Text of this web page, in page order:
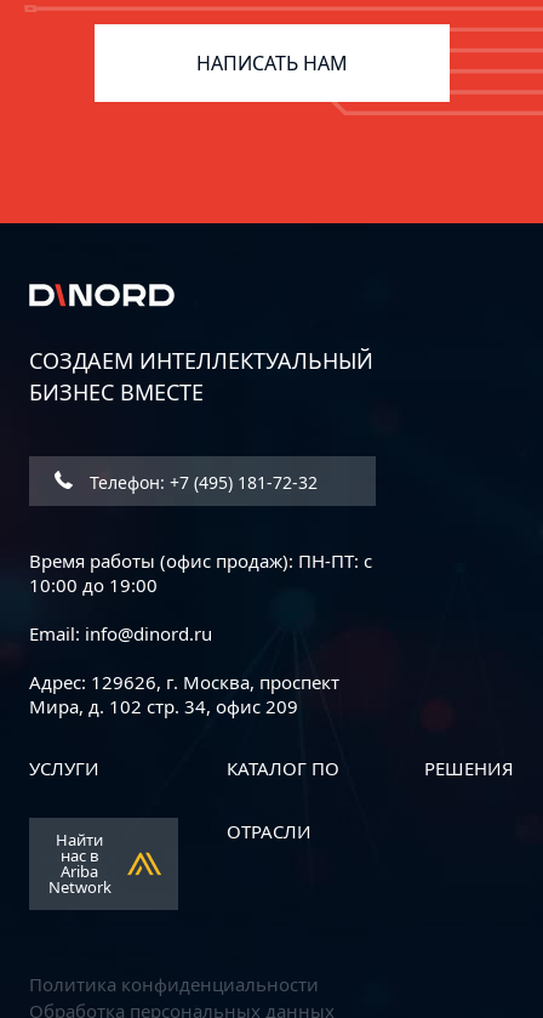
ERP для фармацевтики:
цифровизация цепочек поставок
Дорожная карта информационной
руководство
начале стратегического
партнерства
НАПИСАТЬ НАМ
СОЗДАЕМ ИНТЕЛЛЕКТУАЛЬНЫЙ
БИЗНЕС ВМЕСТЕ
Телефон: +7 (495) 181-72-32
Время работы (офис продаж): ПН-ПТ: с
10:00 до 19:00
Email: info@dinord.ru
Адрес: 129626, г. Москва, проспект
Мира, д. 102 стр. 34, офис 209
УСЛУГИ КАТАЛОГ ПО РЕШЕНИЯ
ОТРАСЛИ
Найти
нас в
Ariba
Network
Политика конфиденциальности
Обработка персональных данных